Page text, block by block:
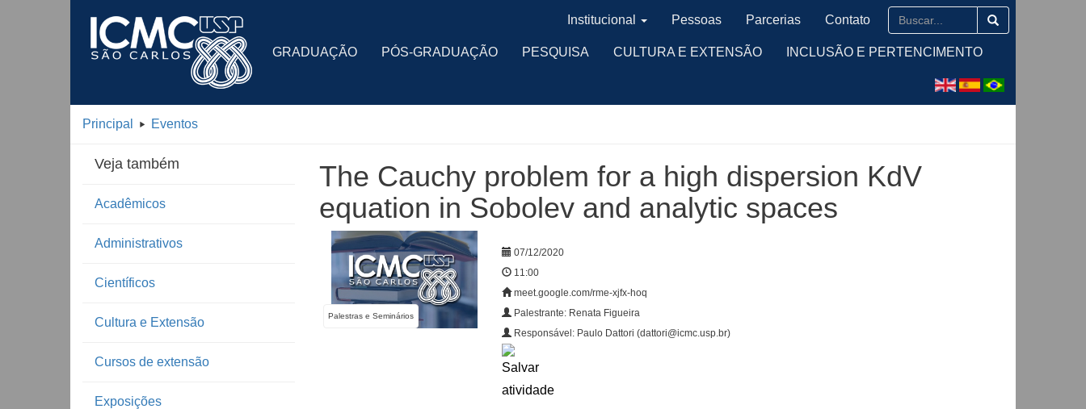
GRADUAÇÃO PÓS-GRADUAÇÃO PESQUISA CULTURA E EXTENSÃO INCLUSÃO E PERTENCIMENTO
Institucional Pessoas Parcerias Contato
Principal Eventos
Veja também
Acadêmicos
Administrativos
Científicos
Cultura e Extensão
Cursos de extensão
Exposições
The Cauchy problem for a high dispersion KdV
equation in Sobolev and analytic spaces
Palestras e Seminários
07/12/2020
11:00
meet.google.com/rme-xjfx-hoq
Palestrante: Renata Figueira
Responsável: Paulo Dattori (dattori@icmc.usp.br)